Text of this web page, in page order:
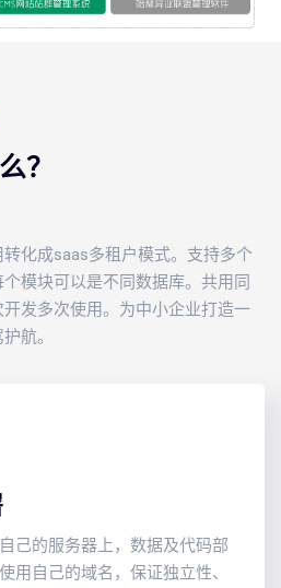
？
化成saas多租户模式。支持多个
模块可以是不同数据库。共用同
发多次使用。为中小企业打造一
航。
己的服务器上，数据及代码部
用自己的域名，保证独立性、